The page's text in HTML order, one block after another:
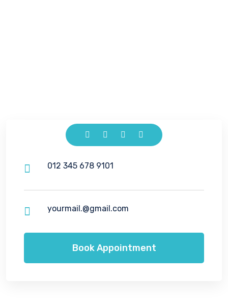
012 345 678 9101
yourmail.@gmail.com
Book Appointment